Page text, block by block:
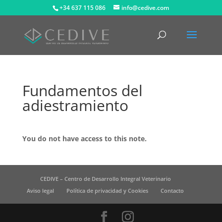
+34 637 115 086 info@cedive.com
Fundamentos del
adiestramiento
You do not have access to this note.
CEDIVE – Centro de Desarrollo Integral Veterinario
Aviso legal
Política de privacidad y Cookies Contacto